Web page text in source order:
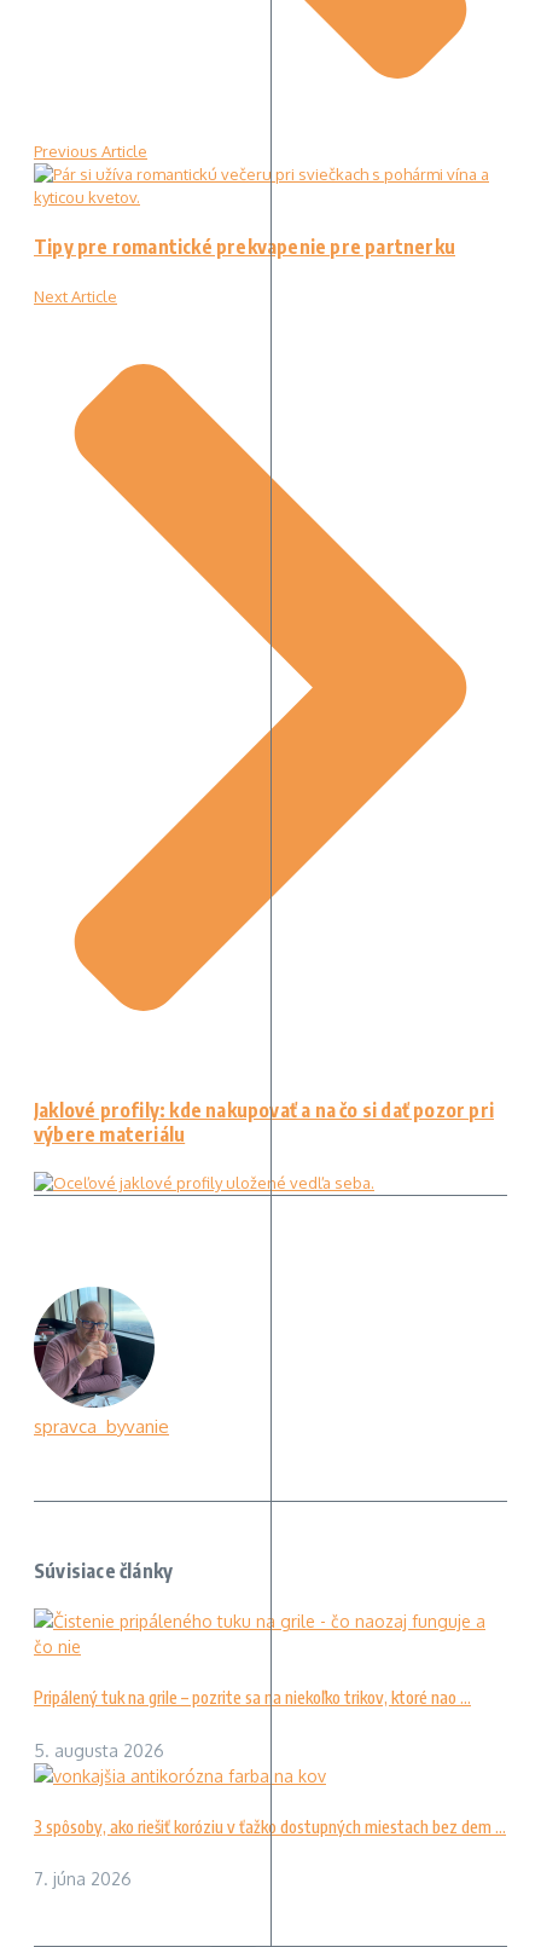
Previous Article
Tipy pre romantické prekvapenie pre partnerku
Next Article
Jaklové profily: kde nakupovať a na čo si dať pozor pri
výbere materiálu
spravca_byvanie
Súvisiace články
Pripálený tuk na grile – pozrite sa na niekoľko trikov, ktoré nao ...
5. augusta 2026
3 spôsoby, ako riešiť koróziu v ťažko dostupných miestach bez dem ...
7. júna 2026